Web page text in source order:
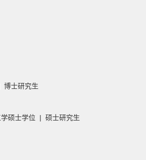
士研究生
硕士学位 | 硕士研究生